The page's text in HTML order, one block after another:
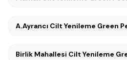
A.Ayrancı Cilt Yenileme Green
Birlik Mahallesi Cilt Yenileme